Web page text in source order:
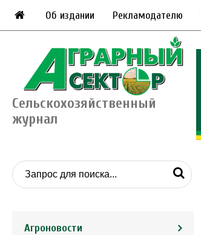
Об издании Рекламодателю
Сельскохозяйственный
журнал
Агроновости